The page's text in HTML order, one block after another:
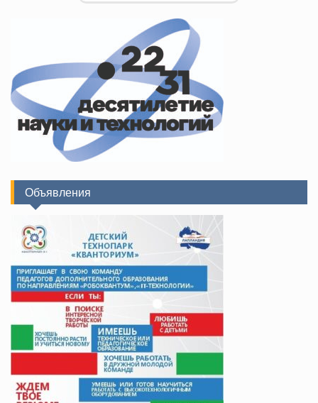
Объявления